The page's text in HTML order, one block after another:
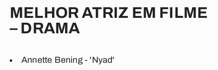
MELHOR ATRIZ EM FILME
– DRAMA
Annette Bening - 'Nyad'